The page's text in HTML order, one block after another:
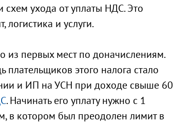
схем ухода от уплаты НДС. Это
логистика и услуги.
из первых мест по доначислениям.
плательщиков этого налога стало
и ИП на УСН при доходе свыше 60
. Начинать его уплату нужно с 1
в котором был преодолен лимит в